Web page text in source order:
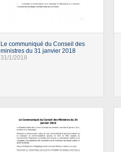
Le communiqué du Conseil des
ministres du 31 janvier 2018
31/1/2018